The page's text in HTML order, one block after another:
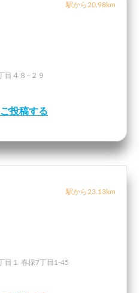
駅から20.98km
目４８−２９
投稿する
駅から23.13km
目１ 春採7丁目1-45